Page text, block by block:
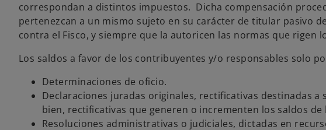
correspondan a distintos impuestos. Dicha compensación
pertenezcan a un mismo sujeto en su carácter de titular pasivo
contra el Fisco, y siempre que la autoricen las normas que rigen
Los saldos a favor de los contribuyentes y/o responsables solo
Determinaciones de oficio.
Declaraciones juradas originales, rectificativas destinadas
bien, rectificativas que generen o incrementen los saldos
Resoluciones administrativas o judiciales, dictadas en